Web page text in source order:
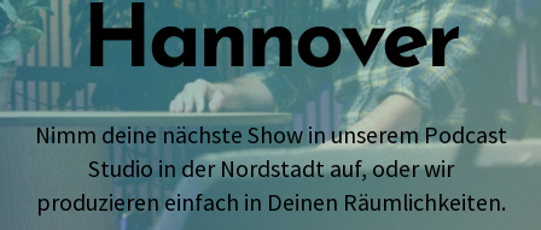
Hannover
Nimm deine nächste Show in unserem Podcast
Studio in der Nordstadt auf, oder wir
produzieren einfach in Deinen Räumlichkeiten.